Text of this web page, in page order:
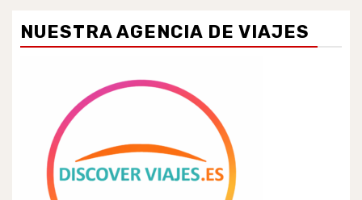
NUESTRA AGENCIA DE VIAJES